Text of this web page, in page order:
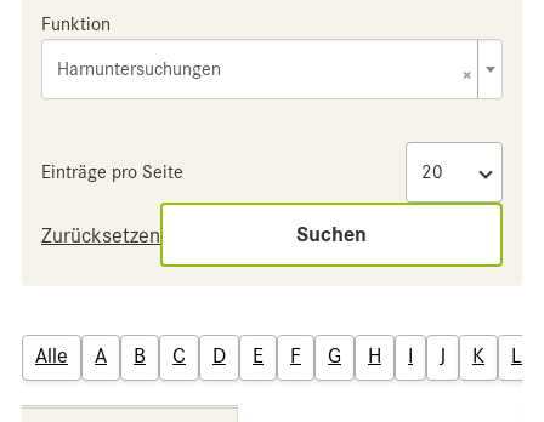
Funktion
×
Harnuntersuchungen
Einträge pro Seite
Zurücksetzen Suchen
Alle A B C D E F G H I J K L